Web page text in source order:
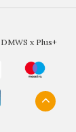
DMWS x Plus+